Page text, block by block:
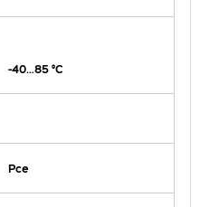
-40…85 °C
Pce